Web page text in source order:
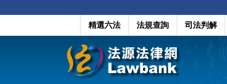
精選六法 法規查詢 司法判解